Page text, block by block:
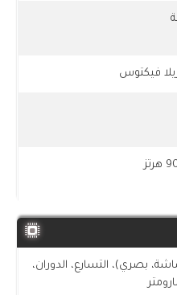
فيكتوس
بصري)، التسارع، الدوران،